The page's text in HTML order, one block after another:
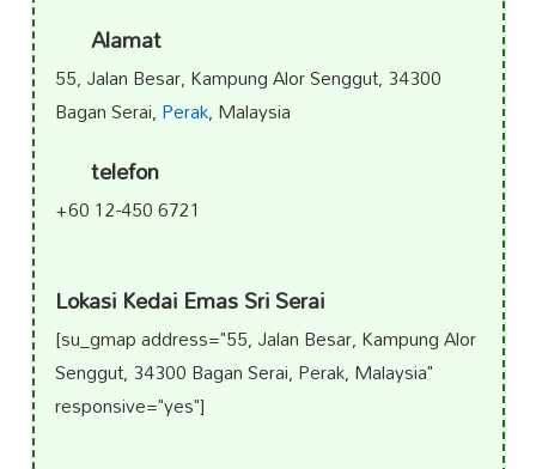
Alamat
55, Jalan Besar, Kampung Alor Senggut, 34300
Bagan Serai,Perak, Malaysia
telefon
+60 12-450 6721
Lokasi Kedai Emas Sri Serai
[su_gmap address="55, Jalan Besar, Kampung Alor
Senggut, 34300 Bagan Serai, Perak, Malaysia"
responsive="yes"]